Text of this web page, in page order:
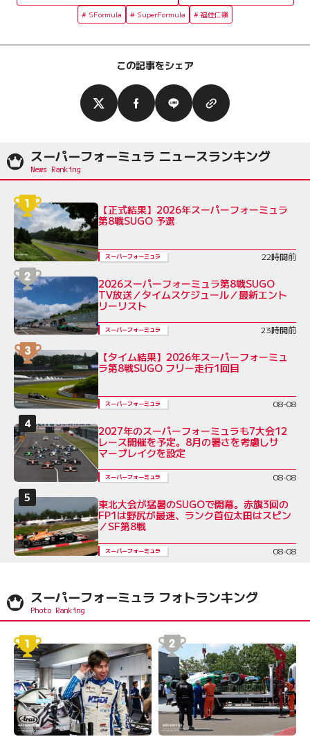
SFormula
SuperFormula 福住仁嶺
この記事をシェア
スーパーフォーミュラ ニュースランキング
【正式結果】2026年スーパーフォーミュラ
第8戦SUGO 予選
スーパーフォーミュラ 22時間前
2026スーパーフォーミュラ第8戦SUGO
TV放送／タイムスケジュール／最新エント
リーリスト
スーパーフォーミュラ 23時間前
【タイム結果】2026年スーパーフォーミュ
ラ第8戦SUGO フリー走行1回目
スーパーフォーミュラ 08-08
2027年のスーパーフォーミュラも7大会12
レース開催を予定。8月の暑さを考慮しサ
マーブレイクを設定
スーパーフォーミュラ 08-08
東北大会が猛暑のSUGOで開幕。赤旗3回の
FP1は野尻が最速、ランク首位太田はスピン
／SF第8戦
スーパーフォーミュラ 08-08
スーパーフォーミュラ フォトランキング